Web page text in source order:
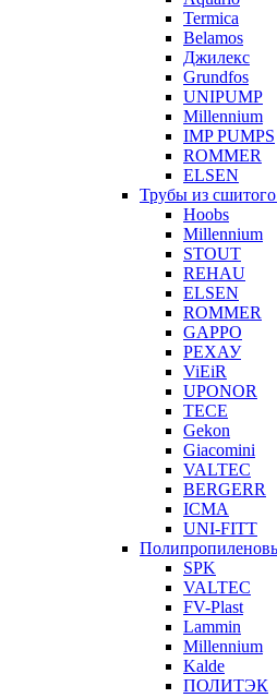
Termica
Belamos
Джилекс
Grundfos
UNIPUMP
Millennium
IMP PUMPS
ROMMER
ELSEN
Трубы из
Hoobs
Millennium
STOUT
REHAU
ELSEN
ROMMER
GAPPO
РЕХАУ
ViEiR
UPONOR
TECE
Gekon
Giacomini
VALTEC
BERGERR
ICMA
UNI-FITT
SPK
VALTEC
FV-Plast
Lammin
Millennium
Kalde
ПОЛИТЭК